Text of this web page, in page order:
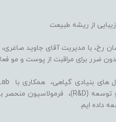
از ریشه طبیعت
رخ، با مدیریت آقای جاوید
ضرر برای مراقبت از پوست و مو
داده ایم.